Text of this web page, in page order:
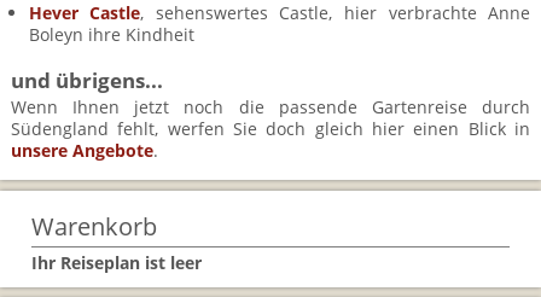
Hever Castle, sehenswertes Castle, hier verbrachte Anne
Boleyn ihre Kindheit
und übrigens...
Wenn Ihnen jetzt noch die passende Gartenreise durch
Südengland fehlt, werfen Sie doch gleich hier einen Blick in
unsere Angebote.
Warenkorb
Ihr Reiseplan ist leer